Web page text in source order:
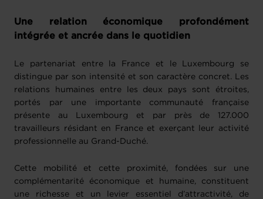
Une relation économique profondément
intégrée et ancrée dans le quotidien
Le partenariat entre la France et le Luxembourg se
distingue par son intensité et son caractère concret. Les
relations humaines entre les deux pays sont étroites,
portés par une importante communauté française
présente au Luxembourg et par près de 127.000
travailleurs résidant en France et exerçant leur activité
professionnelle au Grand-Duché.
Cette mobilité et cette proximité, fondées sur une
complémentarité économique et humaine, constituent
une richesse et un levier essentiel d’attractivité, de